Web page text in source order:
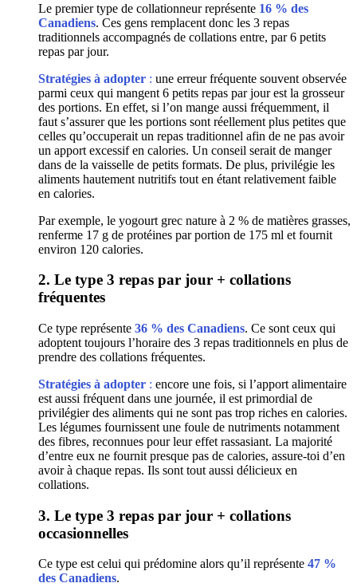
Le premier type de collationneur représente 16 % des
Canadiens. Ces gens remplacent donc les 3 repas
traditionnels accompagnés de collations entre, par 6 petits
repas par jour.
Stratégies à adopter : une erreur fréquente souvent observée
parmi ceux qui mangent 6 petits repas par jour est la grosseur
des portions. En effet, si l’on mange aussi fréquemment, il
faut s’assurer que les portions sont réellement plus petites que
celles qu’occuperait un repas traditionnel afin de ne pas avoir
un apport excessif en calories. Un conseil serait de manger
dans de la vaisselle de petits formats. De plus, privilégie les
aliments hautement nutritifs tout en étant relativement faible
en calories.
Par exemple, le yogourt grec nature à 2 % de matières grasses,
renferme 17 g de protéines par portion de 175 ml et fournit
environ 120 calories.
2. Le type 3 repas par jour + collations
fréquentes
Ce type représente 36 % des Canadiens. Ce sont ceux qui
adoptent toujours l’horaire des 3 repas traditionnels en plus de
prendre des collations fréquentes.
Stratégies à adopter : encore une fois, si l’apport alimentaire
est aussi fréquent dans une journée, il est primordial de
privilégier des aliments qui ne sont pas trop riches en calories.
Les légumes fournissent une foule de nutriments notamment
des fibres, reconnues pour leur effet rassasiant. La majorité
d’entre eux ne fournit presque pas de calories, assure-toi d’en
avoir à chaque repas. Ils sont tout aussi délicieux en
collations.
3. Le type 3 repas par jour + collations
occasionnelles
Ce type est celui qui prédomine alors qu’il représente 47 %
des Canadiens.